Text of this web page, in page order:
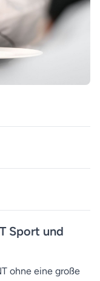
Sport und
ohne eine große